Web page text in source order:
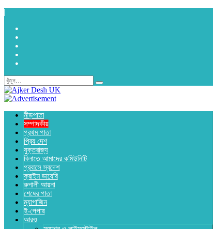
|
নীড়পাতা
সম্পাদকীয়
প্রথম পাতা
প্রিয় দেশ
যুক্তরাজ্য
বিলাতে আমাদের কমিউনিটি
প্রবাসে স্বদেশ
ক্রাইম ডায়েরি
রুপালী আয়না
শেষের পাতা
ম্যাগাজিন
ই-পেপার
আরও